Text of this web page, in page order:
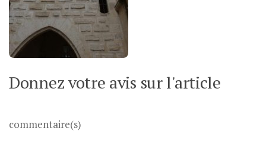
Donnez votre avis sur l'article
commentaire(s)